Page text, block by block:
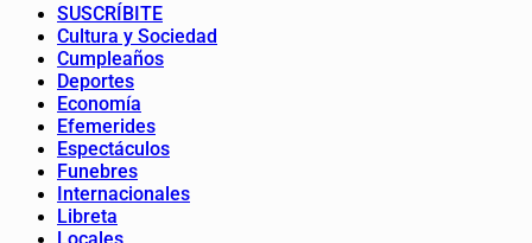
SUSCRÍBITE
Cultura y Sociedad
Cumpleaños
Deportes
Economía
Efemerides
Espectáculos
Funebres
Internacionales
Libreta
Locales